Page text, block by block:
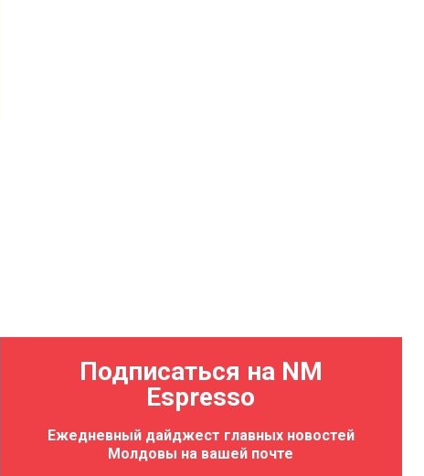
Подписаться на NM
Espresso
Ежедневный дайджест главных новостей
Молдовы на вашей почте